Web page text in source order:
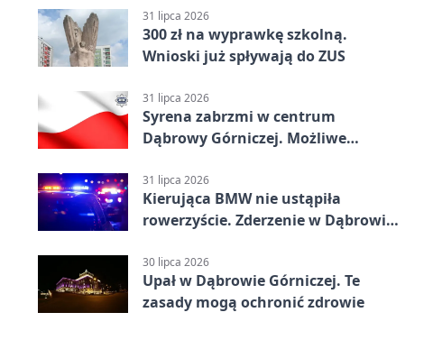
31 lipca 2026
300 zł na wyprawkę szkolną.
Wnioski już spływają do ZUS
31 lipca 2026
Syrena zabrzmi w centrum
Dąbrowy Górniczej. Możliwe
31 lipca 2026
Kierująca BMW nie ustąpiła
rowerzyście. Zderzenie w Dąbrowie
30 lipca 2026
Upał w Dąbrowie Górniczej. Te
zasady mogą ochronić zdrowie